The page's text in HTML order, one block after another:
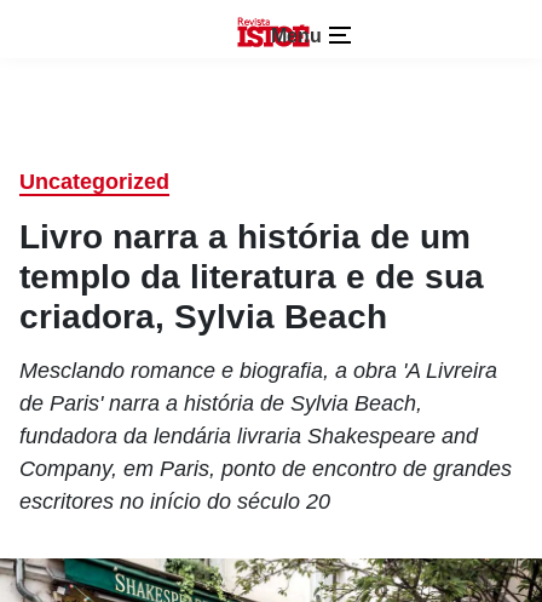
Menu
Uncategorized
Livro narra a história de um
templo da literatura e de sua
criadora, Sylvia Beach
Mesclando romance e biografia, a obra 'A Livreira
de Paris' narra a história de Sylvia Beach,
fundadora da lendária livraria Shakespeare and
Company, em Paris, ponto de encontro de grandes
escritores no início do século 20